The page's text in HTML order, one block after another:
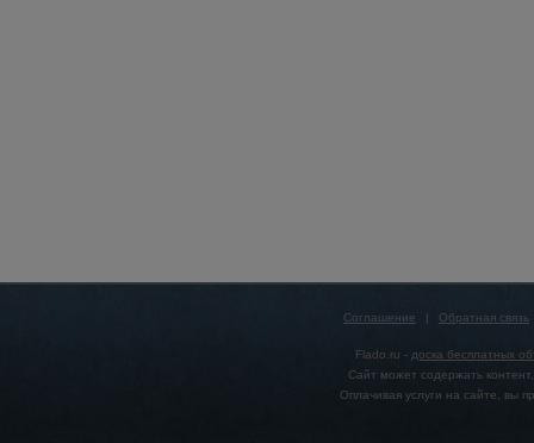
Соглашение | Обратная связь
Flado.ru - доска бесплатных
Сайт может содержать
Оплачивая услуги на сайте, вы